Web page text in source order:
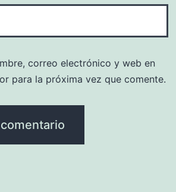
correo electrónico y web en
para la próxima vez que comente.